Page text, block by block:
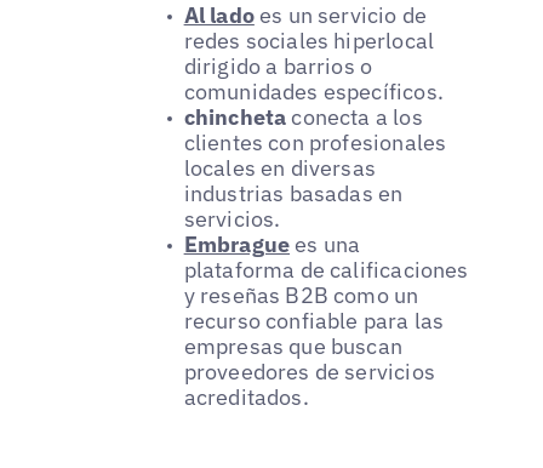
Al ladoes un servicio de
redes sociales hiperlocal
dirigido a barrios o
comunidades específicos.
chinchetaconecta a los
clientes con profesionales
locales en diversas
industrias basadas en
servicios.
Embrague es una
plataforma de calificaciones
y reseñas B2B como un
recurso confiable para las
empresas que buscan
proveedores de servicios
acreditados.